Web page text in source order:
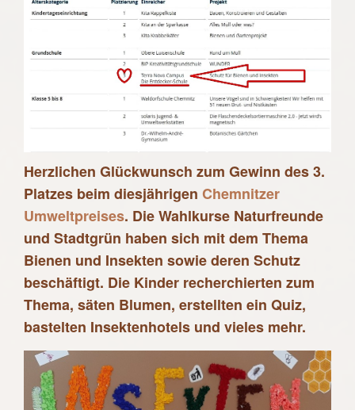
Herzlichen Glückwunsch zum Gewinn des 3.
Platzes beim diesjährigen Chemnitzer
Umweltpreises. Die Wahlkurse Naturfreunde
und Stadtgrün haben sich mit dem Thema
Bienen und Insekten sowie deren Schutz
beschäftigt. Die Kinder recherchierten zum
Thema, säten Blumen, erstellten ein Quiz,
bastelten Insektenhotels und vieles mehr.